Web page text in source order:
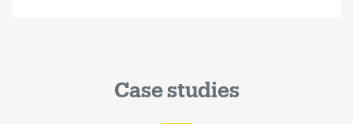
Case studies